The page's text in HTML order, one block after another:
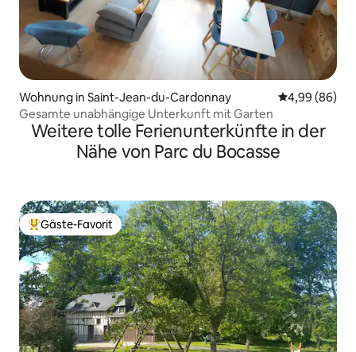
Wohnung in Saint-Jean-du-Cardonnay
4,99 (86)
Gesamte unabhängige Unterkunft mit Garten
Weitere tolle Ferienunterkünfte in der
Nähe von Parc du Bocasse
Beliebter Gäste-Favorit.
Gäste-Favorit